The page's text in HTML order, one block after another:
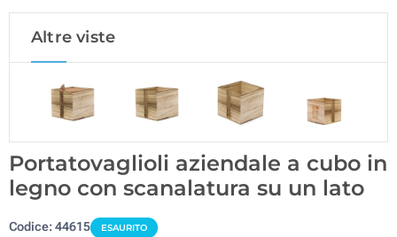
Altre viste
Portatovaglioli aziendale a cubo in
legno con scanalatura su un lato
Codice:44615 ESAURITO